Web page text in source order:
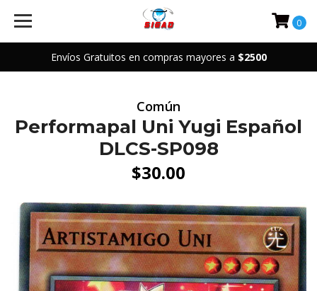
Envíos Gratuitos en compras mayores a $2500
0
Común
Performapal Uni Yugi Español
DLCS-SP098
$30.00